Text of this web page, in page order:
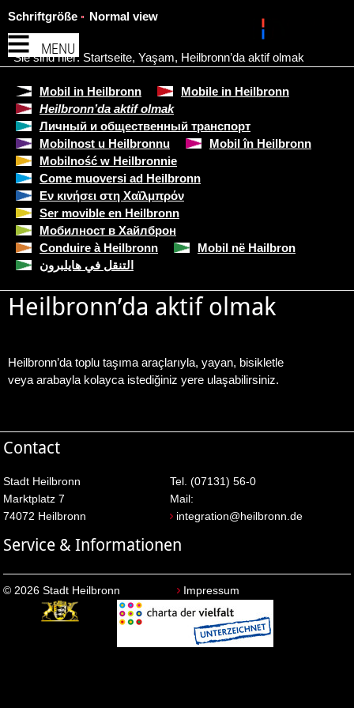
MENU
Schriftgröße Normal view
Sie sind hier: Startseite, Yaşam, Heilbronn’da aktif olmak
Mobil in Heilbronn
Mobile in Heilbronn
Heilbronn’da aktif olmak
Личный и общественный транспорт
Mobilnost u Heilbronnu
Mobil în Heilbronn
Mobilność w Heilbronnie
Come muoversi ad Heilbronn
Εν κινήσει στη Χαϊλμπρόν
Ser movible en Heilbronn
Мобилност в Хайлброн
Conduire à Heilbronn
Mobil në Hailbron
التنقل في هايلبرون
Heilbronn’da aktif olmak
Heilbronn’da toplu taşıma araçlarıyla, yayan, bisikletle
veya arabayla kolayca istediğiniz yere ulaşabilirsiniz.
Contact
Stadt Heilbronn
Marktplatz 7
74072 Heilbronn
Tel. (07131) 56-0
Mail:
integration@heilbronn.de
Service & Informationen
© 2026 Stadt Heilbronn Impressum